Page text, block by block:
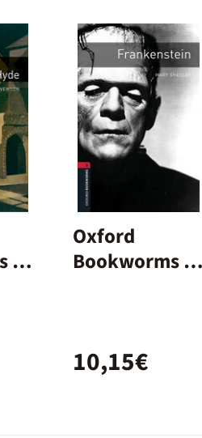
4.
Oxford
Bookworms 3.
10,15€